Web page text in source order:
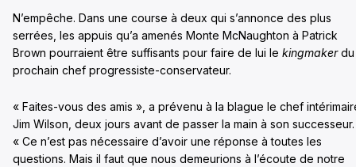
N’empêche. Dans une course à deux qui s’annonce des plus
serrées, les appuis qu’a amenés Monte McNaughton à Patrick
Brown pourraient être suffisants pour faire de lui le kingmakerdu
prochain chef progressiste-conservateur.
« Faites-vous des amis », a prévenu à la blague le chef
Jim Wilson, deux jours avant de passer la main à son successeur.
« Ce n’est pas nécessaire d’avoir une réponse à toutes les
questions. Mais il faut que nous demeurions à l’écoute de notre